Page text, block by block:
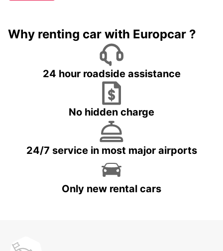
Why renting car with Europcar ?
24 hour roadside assistance
No hidden charge
24/7 service in most major airports
Only new rental cars